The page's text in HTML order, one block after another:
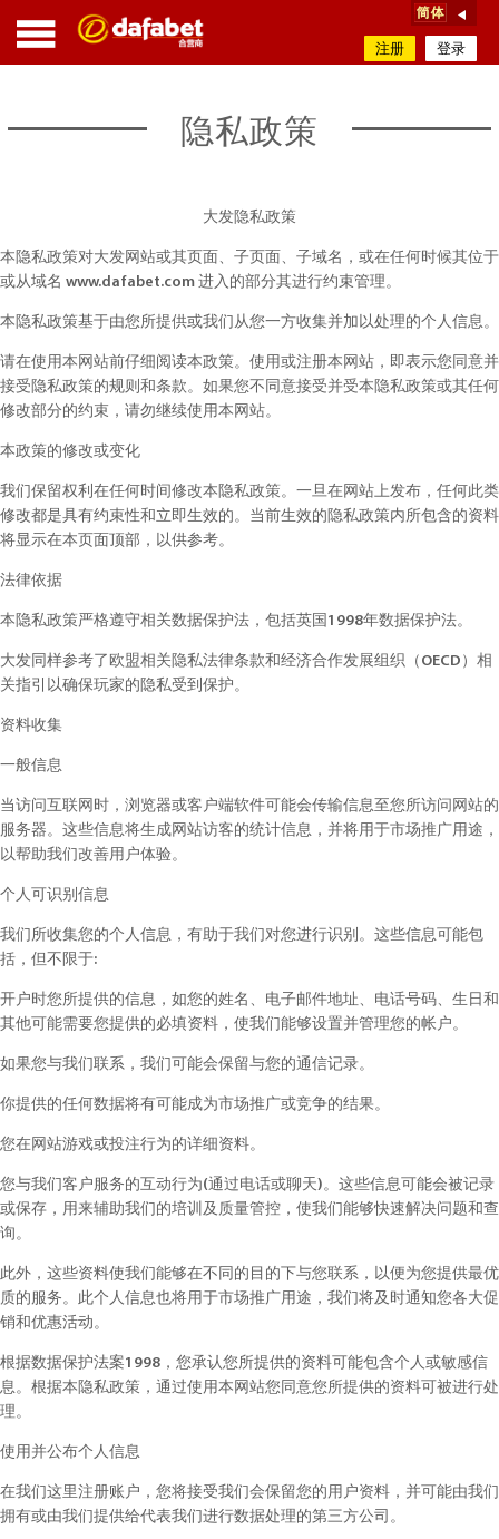
注册 登录
隐私政策
大发隐私政策
本隐私政策对大发网站或其页面、子页面、子域名，或在任何时候其位于
或从域名 www.dafabet.com 进入的部分其进行约束管理。
本隐私政策基于由您所提供或我们从您一方收集并加以处理的个人信息。
请在使用本网站前仔细阅读本政策。使用或注册本网站，即表示您同意并
接受隐私政策的规则和条款。如果您不同意接受并受本隐私政策或其任何
修改部分的约束，请勿继续使用本网站。
本政策的修改或变化
我们保留权利在任何时间修改本隐私政策。一旦在网站上发布，任何此类
修改都是具有约束性和立即生效的。当前生效的隐私政策内所包含的资料
将显示在本页面顶部，以供参考。
法律依据
本隐私政策严格遵守相关数据保护法，包括英国1998年数据保护法。
大发同样参考了欧盟相关隐私法律条款和经济合作发展组织（OECD）相
关指引以确保玩家的隐私受到保护。
资料收集
一般信息
当访问互联网时，浏览器或客户端软件可能会传输信息至您所访问网站的
服务器。这些信息将生成网站访客的统计信息，并将用于市场推广用途，
以帮助我们改善用户体验。
个人可识别信息
我们所收集您的个人信息，有助于我们对您进行识别。这些信息可能包
括，但不限于:
开户时您所提供的信息，如您的姓名、电子邮件地址、电话号码、生日和
其他可能需要您提供的必填资料，使我们能够设置并管理您的帐户。
如果您与我们联系，我们可能会保留与您的通信记录。
你提供的任何数据将有可能成为市场推广或竞争的结果。
您在网站游戏或投注行为的详细资料。
您与我们客户服务的互动行为(通过电话或聊天)。这些信息可能会被记录
或保存，用来辅助我们的培训及质量管控，使我们能够快速解决问题和查
询。
此外，这些资料使我们能够在不同的目的下与您联系，以便为您提供最优
质的服务。此个人信息也将用于市场推广用途，我们将及时通知您各大促
销和优惠活动。
根据数据保护法案1998，您承认您所提供的资料可能包含个人或敏感信
息。根据本隐私政策，通过使用本网站您同意您所提供的资料可被进行处
理。
使用并公布个人信息
在我们这里注册账户，您将接受我们会保留您的用户资料，并可能由我们
拥有或由我们提供给代表我们进行数据处理的第三方公司。